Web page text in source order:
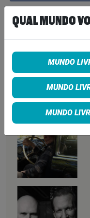
Share on Twitter
Share on Google+
VEJA TAMBÉM
QUAL MUNDO
MUNDO
MUNDO
MUNDO